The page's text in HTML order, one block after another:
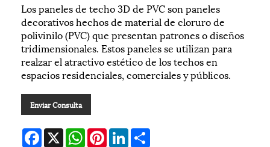
Los paneles de techo 3D de PVC son paneles
decorativos hechos de material de cloruro de
polivinilo (PVC) que presentan patrones o diseños
tridimensionales. Estos paneles se utilizan para
realzar el atractivo estético de los techos en
espacios residenciales, comerciales y públicos.
Enviar Consulta
Facebook
X WhatsAppPinterestLinkedIn